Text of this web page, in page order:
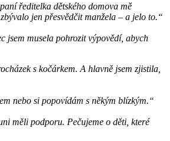
ředitelka dětského domova mě
jen přesvědčit manžela – a jelo to.“
jsem musela pohrozit výpovědí, abych
s kočárkem. A hlavně jsem zjistila,
nebo si popovídám s někým blízkým.“
měli podporu. Pečujeme o děti, které